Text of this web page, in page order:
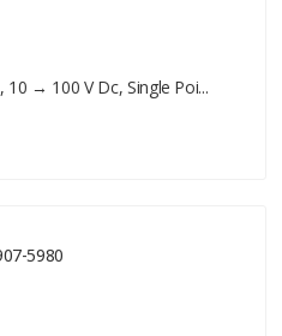
10 → 100 V Dc, Single Poi...